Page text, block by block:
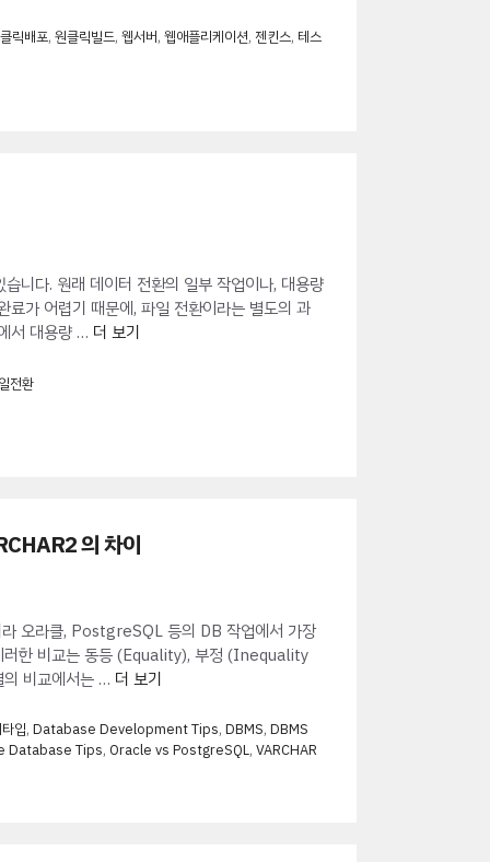
릭배포,원클릭빌드,웹서버,웹애플리케이션,젠킨스, 테스
니다. 원래 데이터 전환의 일부 작업이나, 대용량
가 어렵기 때문에, 파일 전환이라는 별도의 과
서 대용량 … 더 보기
전환
의 차이
오라클, PostgreSQL 등의 DB 작업에서 가장
러한 비교는 동등 (Equality), 부정 (Inequality
비교에서는 … 더 보기
입,Database Development Tips,DBMS,DBMS
Database Tips, Oracle vs PostgreSQL, VARCHAR